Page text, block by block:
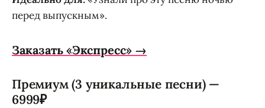
перед выпускным».
Заказать «Экспресс» →
Премиум (3 уникальные песни) —
6999₽